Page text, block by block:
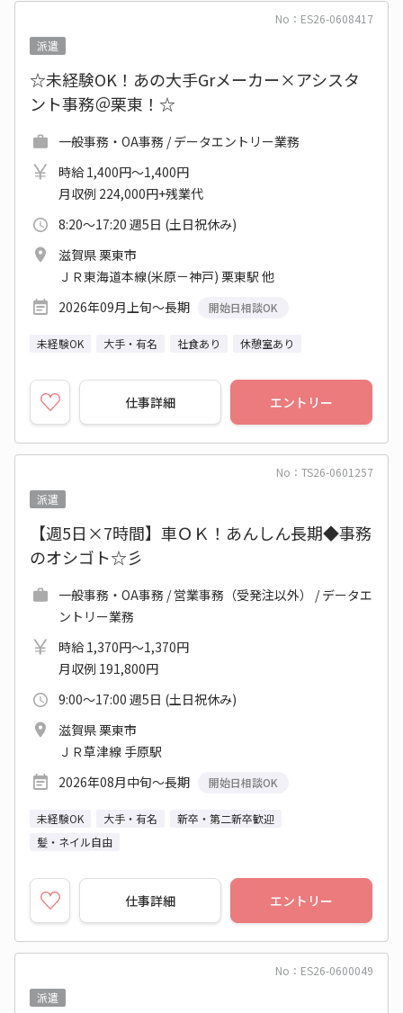
No：ES26-0608417
派遣
☆未経験OK！あの大手Grメーカー×アシスタ
ント事務＠栗東！☆
一般事務・OA事務 / データエントリー業務
時給 1,400円～1,400円
月収例 224,000円+残業代
8:20～17:20 週5日 (土日祝休み)
滋賀県 栗東市
ＪＲ東海道本線(米原－神戸) 栗東駅 他
2026年09月上旬～長期
開始日相談OK
未経験OK 大手・有名 社食あり 休憩室あり
仕事詳細 エントリー
No：TS26-0601257
派遣
【週5日×7時間】車ＯＫ！あんしん長期◆事務
のオシゴト☆彡
一般事務・OA事務 / 営業事務（受発注以外） / データエ
ントリー業務
時給 1,370円～1,370円
月収例 191,800円
9:00～17:00 週5日 (土日祝休み)
滋賀県 栗東市
ＪＲ草津線 手原駅
2026年08月中旬～長期
開始日相談OK
未経験OK 大手・有名
新卒・第二新卒歓迎
髪・ネイル自由
仕事詳細 エントリー
No：ES26-0600049
派遣